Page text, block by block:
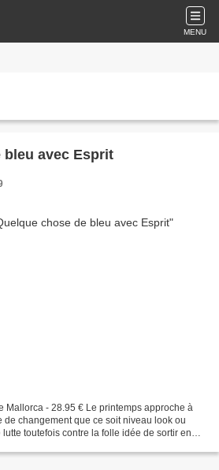
MENU
bleu avec Esprit
Mallorca - 28.95 € Le printemps approche à
de changement que ce soit niveau look ou
toutefois contre la folle idée de sortir en